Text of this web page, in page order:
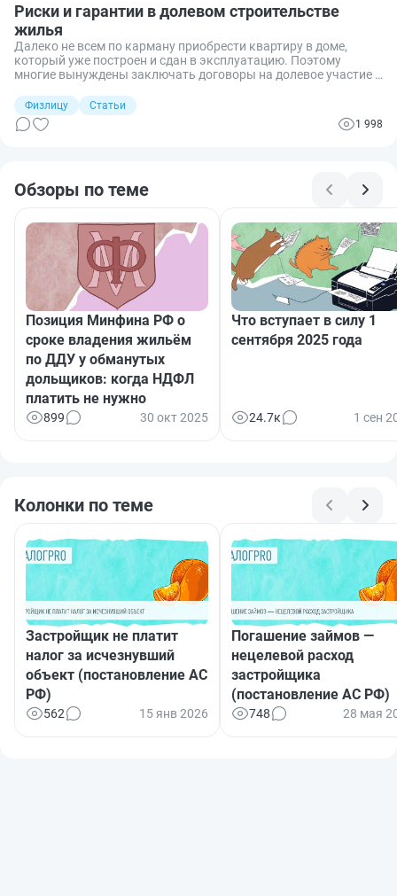
Риски и гарантии в долевом строительстве
жилья
Далеко не всем по карману приобрести квартиру в доме,
который уже построен и сдан в эксплуатацию. Поэтому
многие вынуждены заключать договоры на долевое участие в
квадратные метры за более или менее приемлемые деньги. Но
до недавнего времени можно было не получить ничего, если
застройщик обанкротился, пропал или у него не хватило денег
планируете приобретать жилье с использованием «долевки».
Физлицу
Статьи
1 998
Обзоры по теме
Позиция Минфина РФ о
сроке владения жильём
по ДДУ у обманутых
дольщиков: когда НДФЛ
платить не нужно
899 30 окт 2025
Что вступает в силу 1
сентября 2025 года
24.7к 1 сен
Колонки по теме
Застройщик не платит
налог за исчезнувший
объект (постановление АС
РФ)
562 15 янв 2026
Погашение займов —
нецелевой расход
застройщика
(постановление АС РФ)
748 28 мая